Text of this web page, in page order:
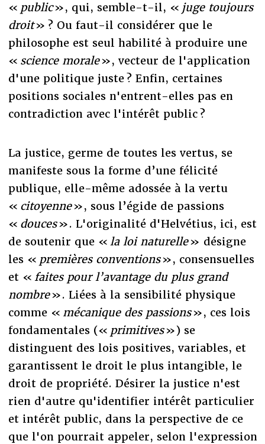
« public», qui, semble-t-il, « juge toujours
droit» ? Ou faut-il considérer que le
philosophe est seul habilité à produire une
« science morale», vecteur de l'application
d'une politique juste ? Enfin, certaines
positions sociales n'entrent-elles pas en
contradiction avec l'intérêt public ?
La justice, germe de toutes les vertus, se
manifeste sous la forme d’une félicité
publique, elle-même adossée à la vertu
« citoyenne», sous l’égide de passions
« douces». L'originalité d'Helvétius, ici, est
de soutenir que « la loi naturelle» désigne
les « premières conventions», consensuelles
et « faites pour l’avantage du plus grand
nombre». Liées à la sensibilité physique
comme « mécanique des passions», ces lois
fondamentales (« primitives») se
distinguent des lois positives, variables, et
garantissent le droit le plus intangible, le
droit de propriété. Désirer la justice n'est
rien d'autre qu'identifier intérêt particulier
et intérêt public, dans la perspective de ce
que l'on pourrait appeler, selon l'expression